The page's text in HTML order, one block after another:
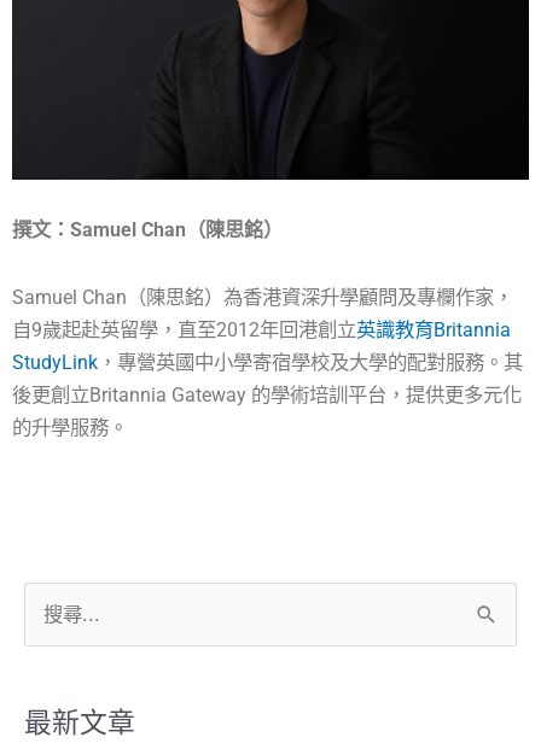
撰文：Samuel Chan（陳思銘）
Samuel Chan（陳思銘）為香港資深升學顧問及專欄作家，
自9歲起赴英留學，直至2012年回港創立英識教育Britannia
StudyLink ，專營英國中小學寄宿學校及大學的配對服務。其
後更創立Britannia Gateway 的學術培訓平台，提供更多元化
的升學服務。
尋
鍵
最新文章